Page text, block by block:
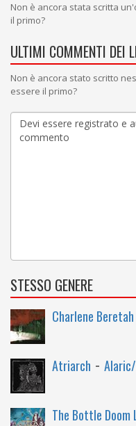
Non è ancora stata scritta
il primo?
ULTIMI COMMENTI DEI
Non è ancora stato scritto
essere il primo?
STESSO GENERE
Charlene Beretah
Atriarch -
The Bottle Doom